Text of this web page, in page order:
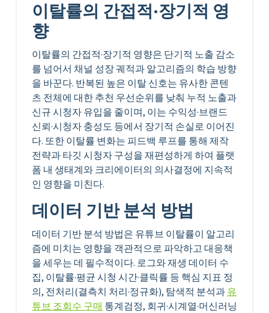
이탈률의 간접적·장기적 영
향
이탈률의 간접적·장기적 영향은 단기적 노출 감소
를 넘어서 채널 성장 궤적과 알고리즘의 학습 방향
을 바꾼다. 반복된 높은 이탈 신호는 유사한 콘텐
츠 전체에 대한 추천 우선순위를 낮춰 누적 노출과
신규 시청자 유입을 줄이며, 이는 수익성·브랜드
신뢰·시청자 충성도 등에서 장기적 손실로 이어진
다. 또한 이탈률 변화는 피드백 루프를 통해 제작
전략과 타깃 시청자 구성을 재편성하게 하여 플랫
폼 내 생태계와 크리에이터의 의사결정에 지속적
인 영향을 미친다.
데이터 기반 분석 방법
데이터 기반 분석 방법은 유튜브 이탈률이 알고리
즘에 미치는 영향을 객관적으로 파악하고 대응책
을 세우는 데 필수적이다. 로그와 재생 데이터 수
집, 이탈률·평균 시청 시간·클릭률 등 핵심 지표 정
의, 전처리(결측치 처리·정규화), 탐색적 분석과 유
튜브 조회수 구매 통계검정, 회귀·시계열·머신러닝